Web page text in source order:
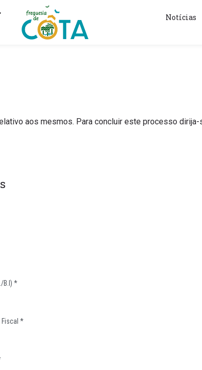
Notícias
aos mesmos. Para concluir este processo dirija-
B.I) *
Fiscal *